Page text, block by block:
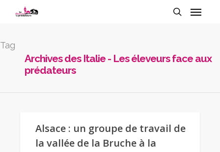
Tag
Archives des Italie - Les éleveurs face aux
prédateurs
Alsace : un groupe de travail de
la vallée de la Bruche à la